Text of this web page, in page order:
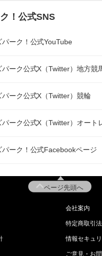
！公式SNS
パーク！公式YouTube
パーク公式X（Twitter）地方競
パーク公式X（Twitter）競輪
パーク公式X（Twitter）オート
パーク！公式Facebookページ
ページ先頭へ
会社案内
特定商取引
情報セキュ
ご意見・お